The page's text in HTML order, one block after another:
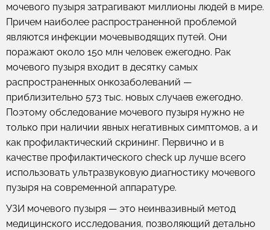
мочевого пузыря затрагивают миллионы людей в мире.
Причем наиболее распространенной проблемой
являются инфекции мочевыводящих путей. Они
поражают около 150 млн человек ежегодно. Рак
мочевого пузыря входит в десятку самых
распространенных онкозаболеваний —
приблизительно 573 тыс. новых случаев ежегодно.
Поэтому обследование мочевого пузыря нужно не
только при наличии явных негативных симптомов, а и
как профилактический скрининг. Первично и в
качестве профилактического check up лучше всего
использовать ультразвуковую диагностику мочевого
пузыря на современной аппаратуре.
УЗИ мочевого пузыря — это неинвазивный метод
медицинского исследования, позволяющий детально